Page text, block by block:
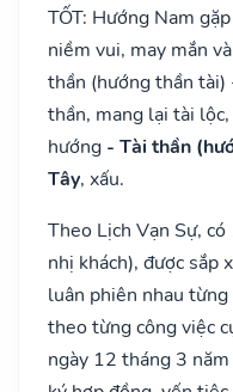
TỐT: Hướng Nam
niềm vui, may mắn
thần (hướng thần tài)
thần, mang lại tài
hướng - Tài thần
Tây, xấu.
Theo Lịch Vạn Sự,
nhị khách), được sắp
luân phiên nhau
theo từng công việc
ngày 12 tháng 3